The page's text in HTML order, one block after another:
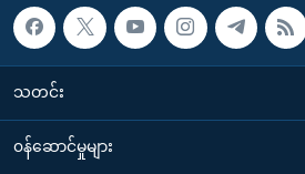
သတင်း
၀န်ဆောင်မှုများ